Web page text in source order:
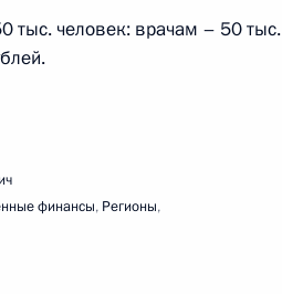
в Ставропольский
пленарном заседании Форума
тыс. человек: врачам – 50 тыс.
финансы, Регионы,